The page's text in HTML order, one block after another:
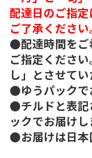
配達日のご指定
ご了承ください
●配達時間をご
ご指定くださ
し」とさせてい
●ゆうパックで
●チルドと表記
ックでお届けし
●お届けは日本